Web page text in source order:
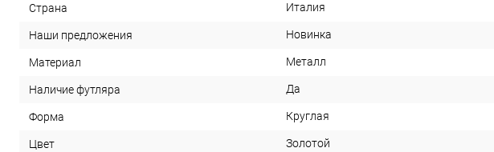
Страна Италия
Наши предложения Новинка
Материал Металл
Наличие футляра Да
Форма Круглая
Цвет Золотой